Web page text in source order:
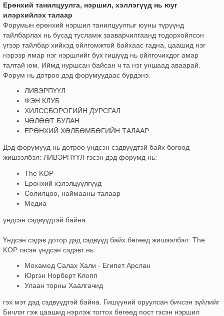
Ерөнхий танилцуулга, нэршил, хэллэгүүд нь юуг
илэрхийлэх талаар
Форумын ерөнхий нэршил танилцуулгыг юуны түрүүнд
тайлбарлах нь бусад тусламж зааварчилгаанд тодорхойлсон
үгээр тайлбар хийхэд ойлгомжтой байхаас гадна, цаашид нэг
нэрээр ямар нэг нэршлийг бүх гишүүд нь ойлгочихдог амар
талтай юм. Иймд нуршсан байсан ч та нэг уншаад аваарай.
Форум нь дотроо дэд форумуудаас бүрдэнэ.
ЛИВЭРПҮҮЛ
ФЭН КЛУБ
ХИЛССБОРОГИЙН ДУРСГАЛ
ЧӨЛӨӨТ БУЛАН
ЕРӨНХИЙ ХӨЛБӨМБӨГИЙН ТАЛААР
Дэд форумууд нь дотроо үндсэн сэдвүүдтэй байх бөгөөд
жишээлбэл: ЛИВЭРПҮҮЛ гэсэн дэд форумд нь:
The KOP
Ерөнхий хэлэлцүүлгүүд
Солилцоо, наймааны талаар
Медиа
үндсэн сэдвүүдтэй байна.
Үндсэн сэдэв дотор дэд сэдвүүд байх бөгөөд жишээлбэл: The
KOP гэсэн үндсэн сэдэвт нь:
Мохамед Салах Хали - Египет Арслан
Юргэн Норберт Клопп
Улаан торны Хаалгачид
гэх мэт дэд сэдвүүдтэй байна. Гишүүний оруулсан бичсэн зүйлийг
Бичлэг гэж цаашид нэрлэж тогтох бөгөөд пост гэсэн нэршил